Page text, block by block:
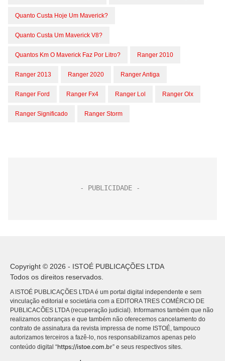
Quanto Custa Hoje Um Maverick?
Quanto Custa Um Maverick V8?
Quantos Km O Maverick Faz Por Litro? Ranger 2010
Ranger 2013 Ranger 2020 Ranger Antiga
Ranger Ford Ranger Fx4 Ranger Lol Ranger Olx
Ranger Significado Ranger Storm
Copyright © 2026 - ISTOÉ PUBLICAÇÕES LTDA
Todos os direitos reservados.
A ISTOÉ PUBLICAÇÕES LTDA é um portal digital independente e sem
vinculação editorial e societária com a EDITORA TRES COMÉRCIO DE
PUBLICACÕES LTDA (recuperação judicial). Informamos também que não
realizamos cobranças e que também não oferecemos cancelamento do
contrato de assinatura da revista impressa de nome ISTOÉ, tampouco
autorizamos terceiros a fazê-lo, nos responsabilizamos apenas pelo
conteúdo digital “https://istoe.com.br” e seus respectivos sites.